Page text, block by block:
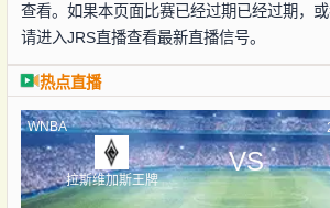
查看。如果本页面比赛已经过期已经过期，或
请进入JRS直播查看最新直播信号。
热点直播
WNBA
拉斯维加斯王牌
VS